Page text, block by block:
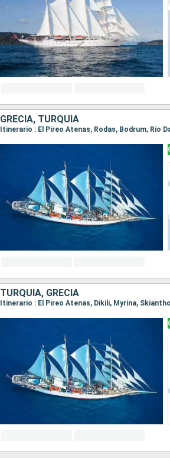
GRECIA, TURQUÍA
Itinerario : El Pireo Atenas, Rodas, Bodrum, Río
TURQUÍA, GRECIA
Itinerario : El Pireo Atenas, Dikili, Myrina,